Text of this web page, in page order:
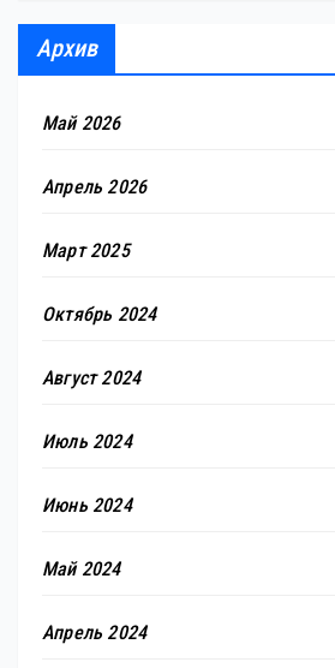
Архив
Май 2026
Апрель 2026
Март 2025
Октябрь 2024
Август 2024
Июль 2024
Июнь 2024
Май 2024
Апрель 2024